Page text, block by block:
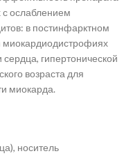
с ослаблением
в постинфарктном
миокардиодистрофиях
гипертонической
возраста для
миокарда.
носитель